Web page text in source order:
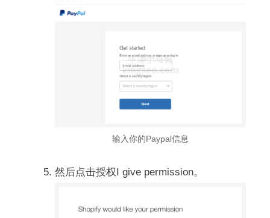
输入你的Paypal信息
然后点击授权I give permission。